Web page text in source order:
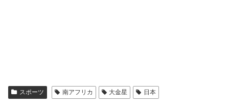
スポーツ 南アフリカ 大金星 日本